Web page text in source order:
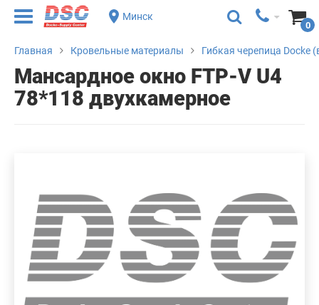
Минск
0
Главная Кровельные материалы Гибкая черепица Docke
Мансардное окно FTP-V U4
78*118 двухкамерное